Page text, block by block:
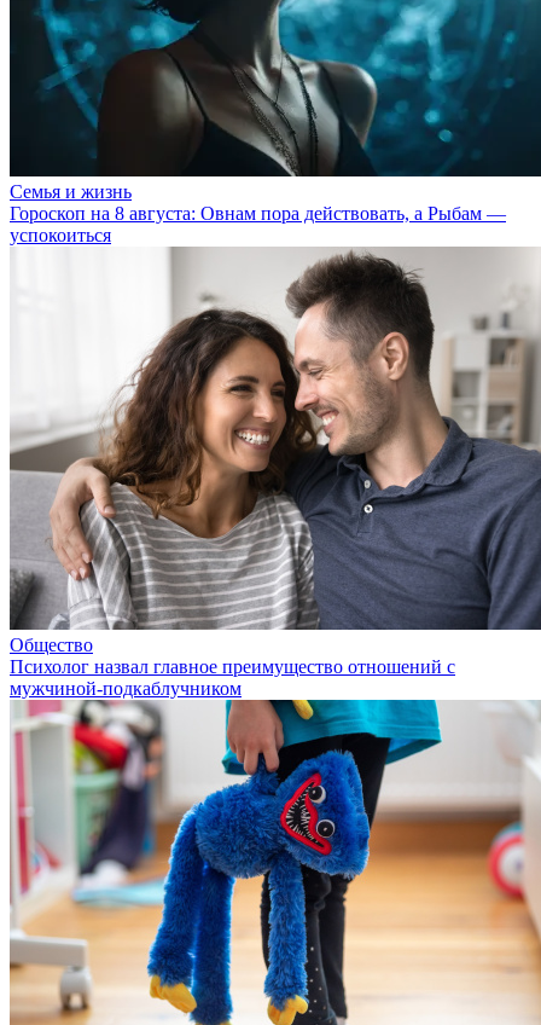
Семья и жизнь
Гороскоп на 8 августа: Овнам пора действовать, а Рыбам —
успокоиться
Общество
Психолог назвал главное преимущество отношений с
мужчиной-подкаблучником